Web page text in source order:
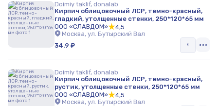
Doimiy taklif, donalab
Кирпич облицовочный ЛСР, темно-красный,
гладкий, утолщенные стенки, 250*120*65 мм
ООО «СЛАВДОМ»
4,5
Москва, ул. Бутырский Вал
34.9 ₽
Doimiy taklif, donalab
Кирпич облицовочный ЛСР, темно-красный,
рустик, утолщенные стенки, 250*120*65 мм
ООО «СЛАВДОМ»
4,5
Москва, ул. Бутырский Вал